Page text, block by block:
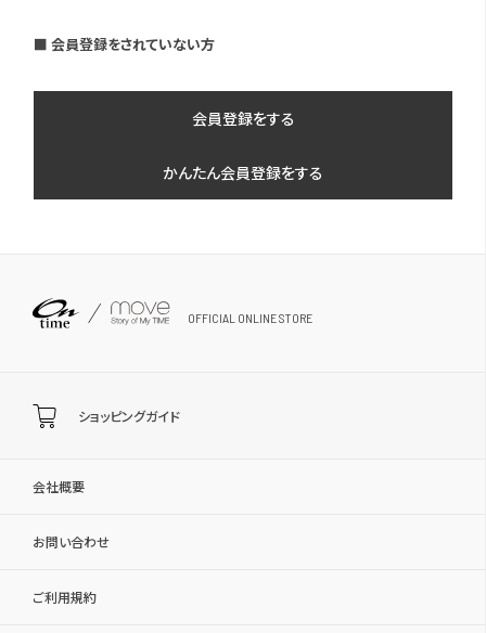
■ 会員登録をされていない方
会員登録をする
かんたん会員登録をする
OFFICIAL ONLINE STORE
会社概要
お問い合わせ
ご利用規約
ショッピングガイド